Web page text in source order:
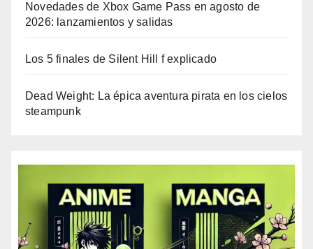
Novedades de Xbox Game Pass en agosto de
2026: lanzamientos y salidas
Los 5 finales de Silent Hill f explicado
Dead Weight: La épica aventura pirata en los cielos
steampunk